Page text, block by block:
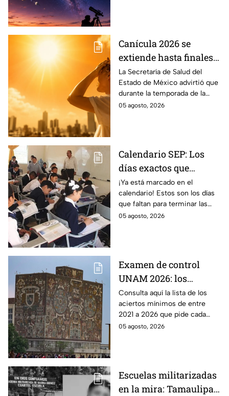
Canícula 2026 se
extiende hasta finales
de agosto: estas son las
enfermedades más
comunes de la
temporada
La Secretaría de Salud del
Estado de México advirtió que
durante la temporada de la
canícula 2026 suelen aumentar
05 agosto, 2026
Calendario SEP: Los
días exactos que
quedan de las
vacaciones de verano
antes del regreso a
clases
¡Ya está marcado en el
calendario! Estos son los días
que faltan para terminar las
vacaciones de verano y que dé
05 agosto, 2026
Examen de control
UNAM 2026: los
aciertos mínimos que
pide cada carrera y
sede para ser
convocado
Consulta aquí la lista de los
aciertos mínimos de entre
2021 a 2026 que pide cada
carrera para ser convocado al
05 agosto, 2026
Escuelas militarizadas
en la mira: Tamaulipas